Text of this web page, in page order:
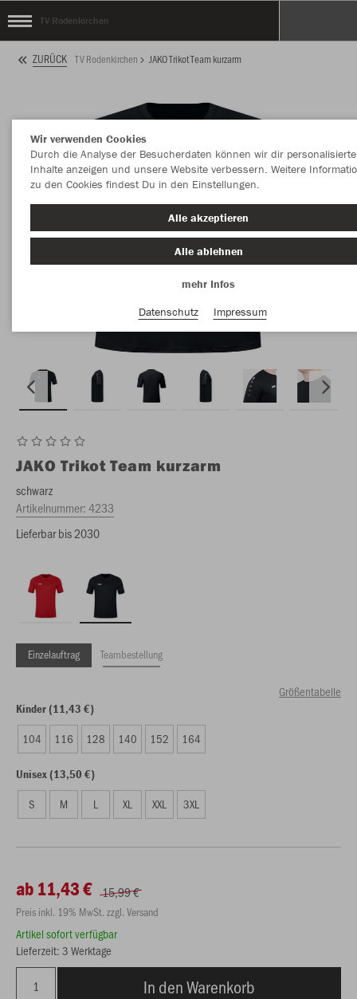
TV Rodenkirchen
ZURÜCK TV Rodenkirchen JAKO Trikot Team kurzarm
JAKO Trikot Team kurzarm
schwarz
Artikelnummer:4233
Lieferbar bis 2030
Einzelauftrag Teambestellung
Größentabelle
Kinder (11,43 €)
104 116 128 140 152 164
Unisex (13,50 €)
S M L XL XXL 3XL
ab 11,43 € 15,99 €
Preis inkl. 19% MwSt. zzgl. Versand
Artikel sofort verfügbar
Lieferzeit: 3 Werktage
In den Warenkorb
Wir verwenden Cookies
Durch die Analyse der Besucherdaten können wir dir personalisierte
Inhalte anzeigen und unsere Website verbessern. Weitere
zu den Cookies findest Du in den Einstellungen.
Alle akzeptieren
Alle ablehnen
mehr Infos
Datenschutz
Impressum